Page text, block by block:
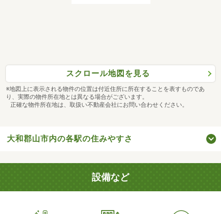
スクロール地図を見る
※地図上に表示される物件の位置は付近住所に所在することを表すものであ
り、実際の物件所在地とは異なる場合がございます。
正確な物件所在地は、取扱い不動産会社にお問い合わせください。
大和郡山市内の各駅の住みやすさ
設備など